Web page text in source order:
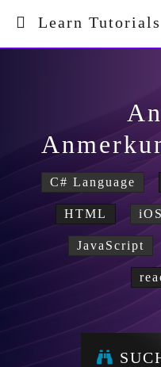
Learn Tutorials
C# Language
HTML iOS
JavaScript